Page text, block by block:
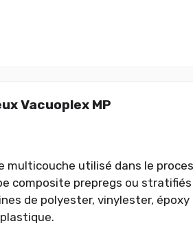
Vacuoplex MP
multicouche utilisé dans le
composite prepregs ou stratifiés
de polyester, vinylester, époxy